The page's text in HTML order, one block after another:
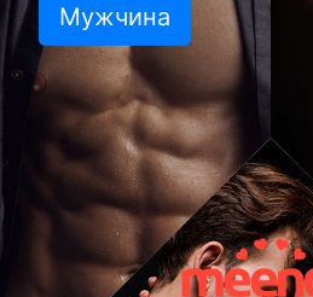
Мужчина